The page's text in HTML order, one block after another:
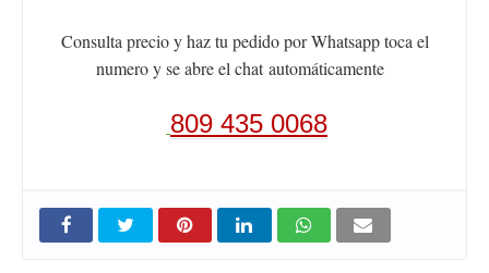
Consulta precio y haz tu pedido por Whatsapp toca el
numero y se abre el chatautomáticamente
809 435 0068